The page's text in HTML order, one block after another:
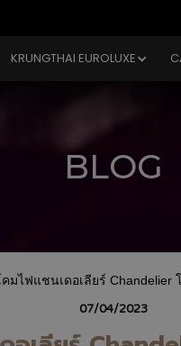
KRUNGTHAI EUROLUXE
BLOG
07/04/2023